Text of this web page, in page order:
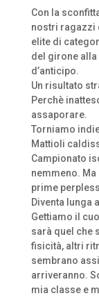
Con la
nostri ragazzi
elite di
del girone
d’anticipo.
Un risultato
Perchè
assaporare.
Torniamo
Mattioli
Campionato
nemmeno.
prime
Diventa lunga
Gettiamo il
sarà quel che
fisicità, altri
sembrano
arriveranno.
mia classe e